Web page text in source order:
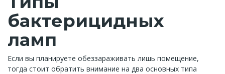
бактерицидных
ламп
Если вы планируете обеззараживать лишь помещение,
тогда стоит обратить внимание на два основных типа